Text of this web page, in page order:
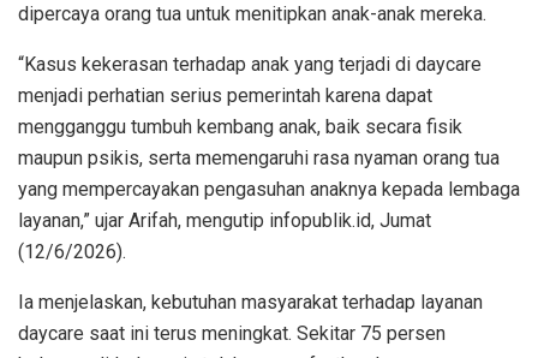
dipercaya orang tua untuk menitipkan anak-anak mereka.
“Kasus kekerasan terhadap anak yang terjadi di daycare
menjadi perhatian serius pemerintah karena dapat
mengganggu tumbuh kembang anak, baik secara fisik
maupun psikis, serta memengaruhi rasa nyaman orang tua
yang mempercayakan pengasuhan anaknya kepada lembaga
layanan,” ujar Arifah, mengutip infopublik.id, Jumat
(12/6/2026).
Ia menjelaskan, kebutuhan masyarakat terhadap layanan
daycare saat ini terus meningkat. Sekitar 75 persen